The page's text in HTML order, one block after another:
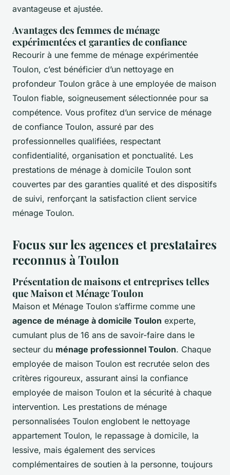
avantageuse et ajustée.
Avantages des femmes de ménage
expérimentées et garanties de confiance
Recourir à une femme de ménage expérimentée
Toulon, c’est bénéficier d’un nettoyage en
profondeur Toulon grâce à une employée de maison
Toulon fiable, soigneusement sélectionnée pour sa
compétence. Vous profitez d’un service de ménage
de confiance Toulon, assuré par des
professionnelles qualifiées, respectant
confidentialité, organisation et ponctualité. Les
prestations de ménage à domicile Toulon sont
couvertes par des garanties qualité et des dispositifs
de suivi, renforçant la satisfaction client service
ménage Toulon.
Focus sur les agences et prestataires
reconnus à Toulon
Présentation de maisons et entreprises telles
que Maison et Ménage Toulon
Maison et Ménage Toulon s’affirme comme une
agence de ménage à domicile Toulon experte,
cumulant plus de 16 ans de savoir-faire dans le
secteur du ménage professionnel Toulon. Chaque
employée de maison Toulon est recrutée selon des
critères rigoureux, assurant ainsi la confiance
employée de maison Toulon et la sécurité à chaque
intervention. Les prestations de ménage
personnalisées Toulon englobent le nettoyage
appartement Toulon, le repassage à domicile, la
lessive, mais également des services
complémentaires de soutien à la personne, toujours